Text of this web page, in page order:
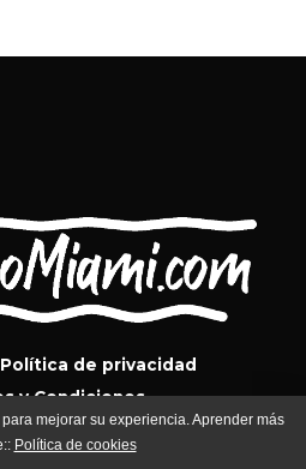
Política de privacidad
y Condiciones
mejorar su experiencia. Aprender más
Política de cookies